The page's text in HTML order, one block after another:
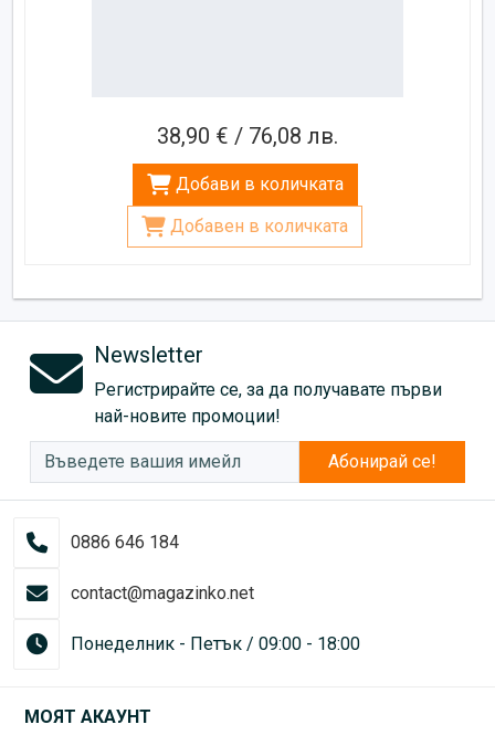
38,90 € / 76,08 лв.
Добави в количката
Добавен в количката
Newsletter
Регистрирайте се, за да получавате първи
най-новите промоции!
Абонирай се!
0886 646 184
contact@magazinko.net
Понеделник - Петък / 09:00 - 18:00
МОЯТ АКАУНТ